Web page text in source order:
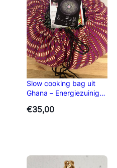
Slow cooking bag uit
Ghana – Energiezuinig
€35,00